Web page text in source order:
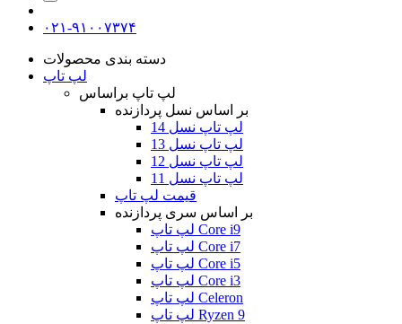
۰۲۱-۹۱۰۰۷۳۷۴
دسته بندی محصولات
لپ تاپ
لپ تاپ براساس
بر اساس نسل پردازنده
لپ تاپ نسل 14
لپ تاپ نسل 13
لپ تاپ نسل 12
لپ تاپ نسل 11
قیمت لپ تاپ
بر اساس سری پردازنده
لپ تاپ Core i9
لپ تاپ Core i7
لپ تاپ Core i5
لپ تاپ Core i3
لپ تاپ Celeron
لپ تاپ Ryzen 9